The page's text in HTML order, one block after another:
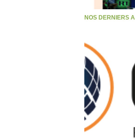
NOS DERNIERS